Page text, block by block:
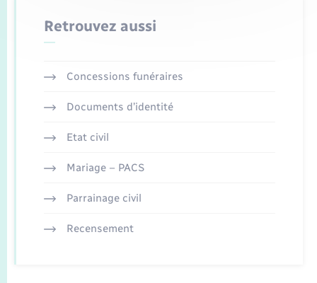
Retrouvez aussi
Concessions funéraires
Documents d’identité
Etat civil
Mariage – PACS
Parrainage civil
Recensement